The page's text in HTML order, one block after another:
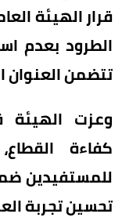
قرار الهيئة
الطرود بعدم
تتضمن العنوان
وعزت الهيئة
كفاءة
للمستفيدين
تحسين تجربة